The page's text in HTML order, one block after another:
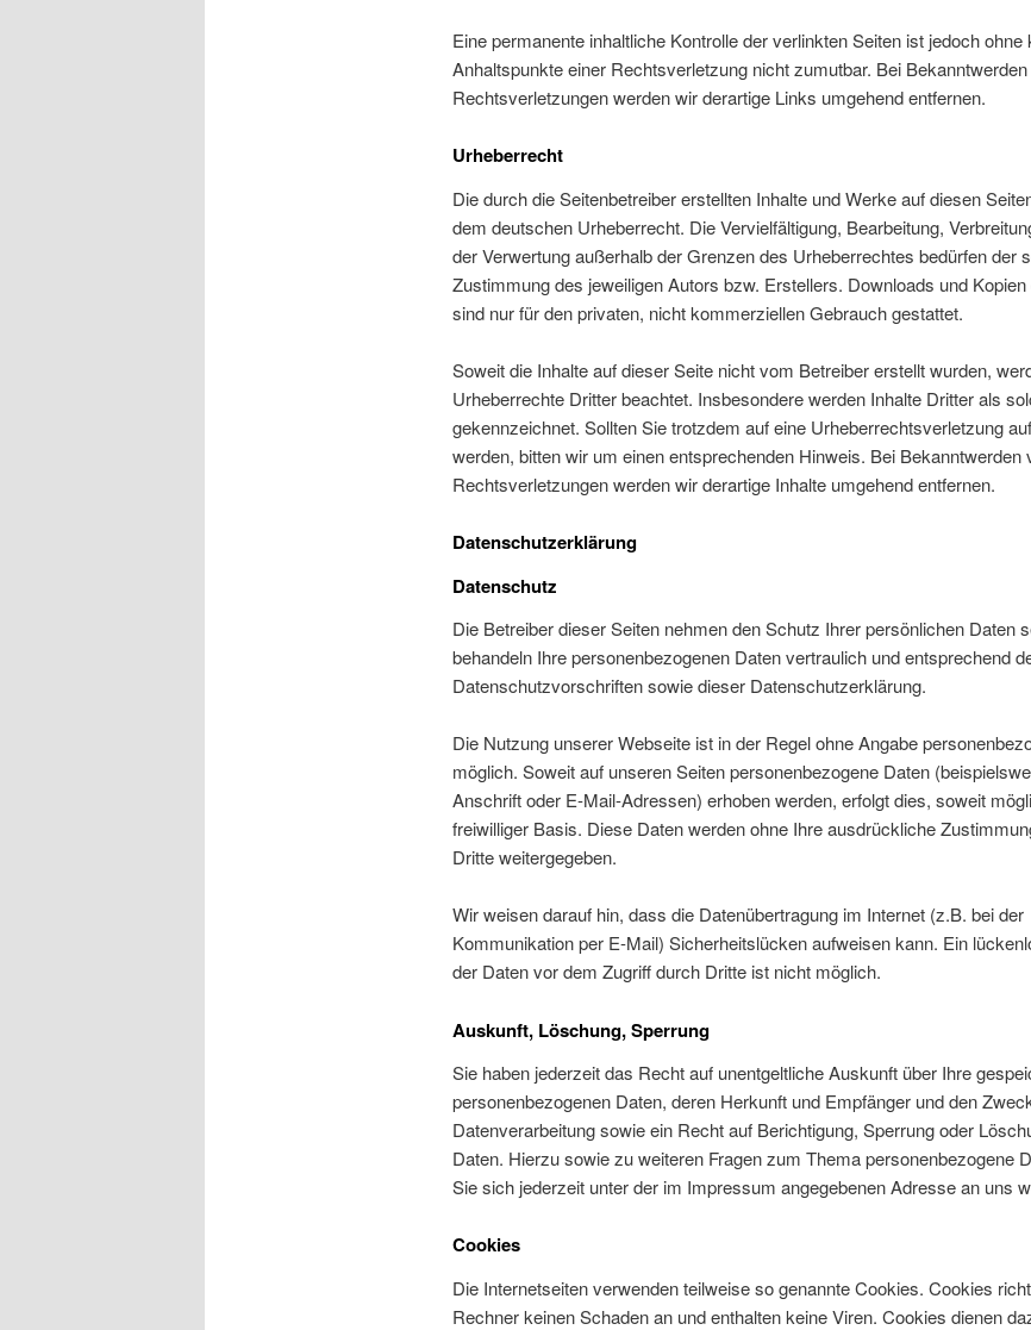
Eine permanente inhaltliche Kontrolle der verlinkten Seiten ist jedoch ohne
Anhaltspunkte einer Rechtsverletzung nicht zumutbar. Bei
Rechtsverletzungen werden wir derartige Links umgehend entfernen.
Urheberrecht
Die durch die Seitenbetreiber erstellten Inhalte und Werke auf diesen
dem deutschen Urheberrecht. Die Vervielfältigung, Bearbeitung,
der Verwertung außerhalb der Grenzen des Urheberrechtes bedürfen der
Zustimmung des jeweiligen Autors bzw. Erstellers. Downloads und
sind nur für den privaten, nicht kommerziellen Gebrauch gestattet.
Soweit die Inhalte auf dieser Seite nicht vom Betreiber erstellt wurden,
Urheberrechte Dritter beachtet. Insbesondere werden Inhalte Dritter als
gekennzeichnet. Sollten Sie trotzdem auf eine Urheberrechtsverletzung
werden, bitten wir um einen entsprechenden Hinweis. Bei Bekanntwerden
Rechtsverletzungen werden wir derartige Inhalte umgehend entfernen.
Datenschutzerklärung
Datenschutz
Die Betreiber dieser Seiten nehmen den Schutz Ihrer persönlichen Daten
behandeln Ihre personenbezogenen Daten vertraulich und entsprechend
Datenschutzvorschriften sowie dieser Datenschutzerklärung.
Die Nutzung unserer Webseite ist in der Regel ohne Angabe
möglich. Soweit auf unseren Seiten personenbezogene Daten
Anschrift oder E-Mail-Adressen) erhoben werden, erfolgt dies, soweit
freiwilliger Basis. Diese Daten werden ohne Ihre ausdrückliche
Dritte weitergegeben.
Wir weisen darauf hin, dass die Datenübertragung im Internet (z.B. bei der
Kommunikation per E-Mail) Sicherheitslücken aufweisen kann. Ein
der Daten vor dem Zugriff durch Dritte ist nicht möglich.
Auskunft, Löschung, Sperrung
Sie haben jederzeit das Recht auf unentgeltliche Auskunft über Ihre
personenbezogenen Daten, deren Herkunft und Empfänger und den
Datenverarbeitung sowie ein Recht auf Berichtigung, Sperrung oder
Daten. Hierzu sowie zu weiteren Fragen zum Thema personenbezogene
Sie sich jederzeit unter der im Impressum angegebenen Adresse an uns
Cookies
Die Internetseiten verwenden teilweise so genannte Cookies. Cookies
Rechner keinen Schaden an und enthalten keine Viren. Cookies dienen